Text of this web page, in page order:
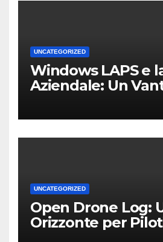
UNCATEGORIZED
Windows LAPS e
Aziendale: Un
UNCATEGORIZED
Open Drone Log:
Orizzonte per